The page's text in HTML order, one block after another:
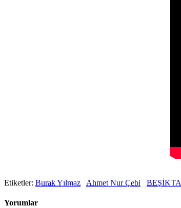
Etiketler: Burak Yılmaz Ahmet Nur Çebi
Yorumlar